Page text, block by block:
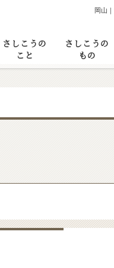
岡山
さしこうの
こと
さしこうの
もの